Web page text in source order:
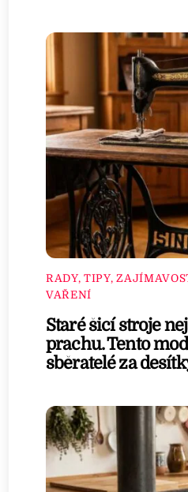
RADY, TIPY,
VAŘENÍ
Staré šicí stroje
prachu. Tento
sběratelé za